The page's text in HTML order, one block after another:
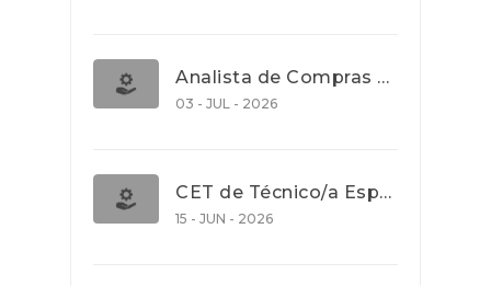
Analista de Compras e Contratos (Banca)
03 - JUL - 2026
CET de Técnico/a Especialista em Comércio Internacional (Nível 5)
15 - JUN - 2026